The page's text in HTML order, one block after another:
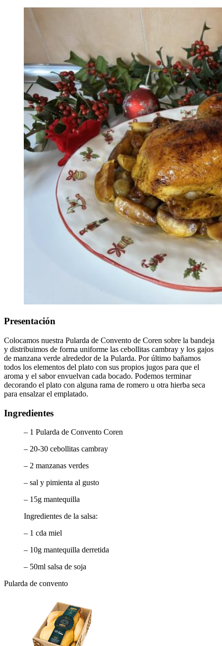
Presentación
Colocamos nuestra Pularda de Convento de Coren sobre la bandeja
y distribuimos de forma uniforme las cebollitas cambray y los gajos
de manzana verde alrededor de la Pularda. Por último bañamos
todos los elementos del plato con sus propios jugos para que el
aroma y el sabor envuelvan cada bocado. Podemos terminar
decorando el plato con alguna rama de romero u otra hierba seca
para ensalzar el emplatado.
Ingredientes
– 1 Pularda de Convento Coren
– 20-30 cebollitas cambray
– 2 manzanas verdes
– sal y pimienta al gusto
– 15g mantequilla
Ingredientes de la salsa:
– 1 cda miel
– 10g mantequilla derretida
– 50ml salsa de soja
Pularda de convento